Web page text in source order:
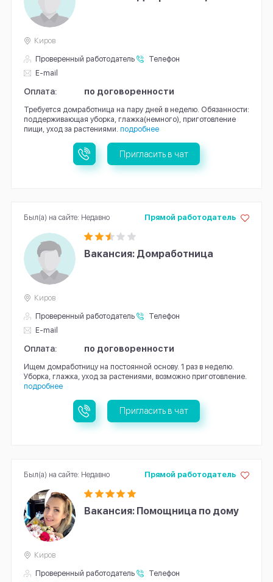
Проверенный работодатель
Телефон
E-mail
Киров
Оплата: по договоренности
Требуется домработница на пару дней в неделю. Обязанности:
поддерживающая уборка, глажка(немного), приготовление
пищи, уход за растениями. подробнее
Пригласить в чат
Вакансия: Домработница
Проверенный работодатель
Телефон
E-mail
Прямой работодатель
Киров
Оплата: по договоренности
Ищем домработницу на постоянной основу. 1 раз в неделю.
Уборка, глажка, уход за растениями, возможно приготовление.
подробнее
Был(а) на сайте: Недавно
Пригласить в чат
Вакансия: Помощница по дому
Проверенный работодатель
Телефон
Прямой работодатель
Киров
Был(а) на сайте: Недавно